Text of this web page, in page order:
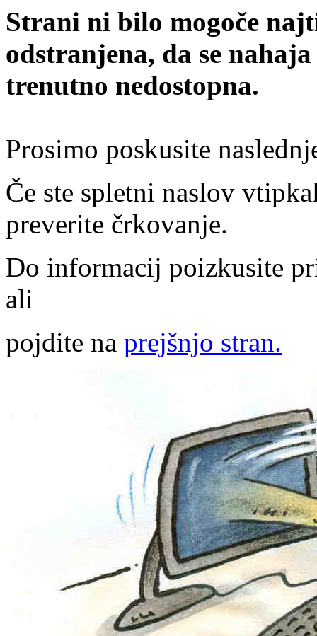
Strani ni bilo mogoče
odstranjena, da se
trenutno nedostopna.
Prosimo poskusite
Če ste spletni naslov
preverite črkovanje.
Do informacij poizkusite
ali
pojdite na prejšnjo stran.